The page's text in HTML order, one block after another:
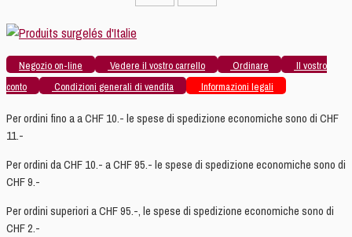
Negozio on-line Vedere il vostro carrello Ordinare
Il vostro
conto
Condizioni generali di vendita Informazioni legali
Per ordini fino a a CHF 10.- le spese di spedizione economiche sono di CHF
11.-
Per ordini da CHF 10.- a CHF 95.- le spese di spedizione economiche sono di
CHF 9.-
Per ordini superiori a CHF 95.-, le spese di spedizione economiche sono di
CHF 2.-